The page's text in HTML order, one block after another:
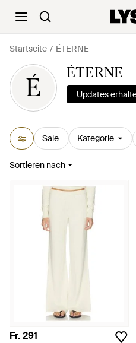
Startseite ÉTERNE
É
ÉTERNE
Updates
Sale Kategorie
Sortieren nach
Fr. 291